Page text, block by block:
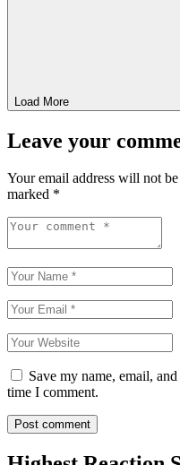
Load More
Leave your
Your email address will not
marked *
Save my name, email,
time I comment.